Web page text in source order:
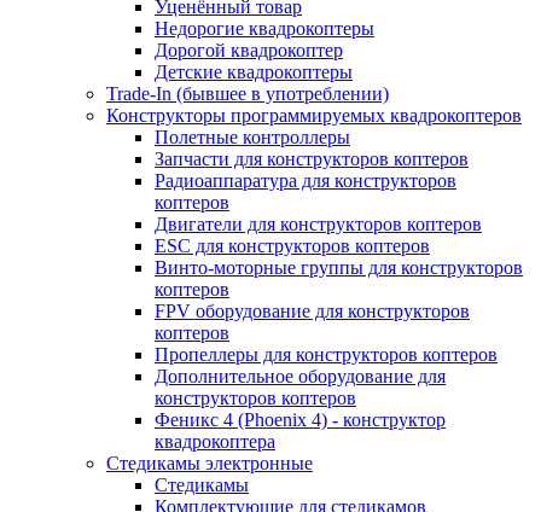
Уценённый товар
Недорогие квадрокоптеры
Дорогой квадрокоптер
Детские квадрокоптеры
Trade-In (бывшее в употреблении)
Конструкторы программируемых квадрокоптеров
Полетные контроллеры
Запчасти для конструкторов коптеров
Радиоаппаратура для конструкторов
коптеров
Двигатели для конструкторов коптеров
ESC для конструкторов коптеров
Винто-моторные группы для конструкторов
коптеров
FPV оборудование для конструкторов
коптеров
Пропеллеры для конструкторов коптеров
Дополнительное оборудование для
конструкторов коптеров
Феникс 4 (Phoenix 4) - конструктор
квадрокоптера
Cтедикамы электронные
Стедикамы
Комплектующие для стедикамов